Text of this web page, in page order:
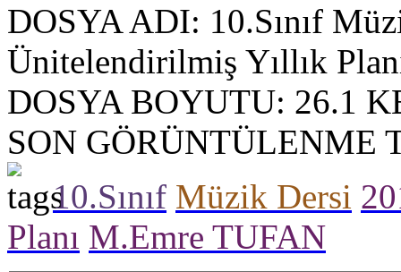
DOSYA ADI: 10.Sınıf
Ünitelendirilmiş Yıllık
DOSYA BOYUTU: 26.1
SON GÖRÜNTÜLENME
10.Sınıf Müzik Dersi
Planı M.Emre TUFAN